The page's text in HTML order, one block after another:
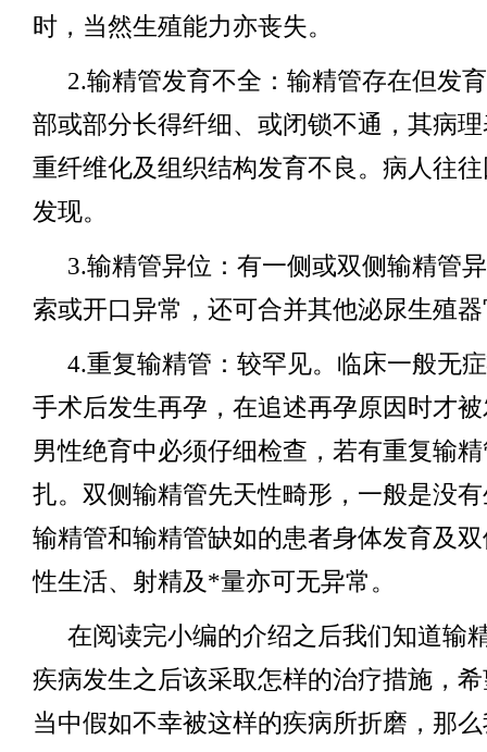
时，当然生殖能力亦丧失。
2.输精管发育不全：输精管存在但发
部或部分长得纤细、或闭锁不通，其病
重纤维化及组织结构发育不良。病人往
发现。
3.输精管异位：有一侧或双侧输精管
索或开口异常，还可合并其他泌尿生殖
4.重复输精管：较罕见。临床一般无
手术后发生再孕，在追述再孕原因时才
男性绝育中必须仔细检查，若有重复输
扎。双侧输精管先天性畸形，一般是没
输精管和输精管缺如的患者身体发育及
性生活、射精及*量亦可无异常。
在阅读完小编的介绍之后我们知道输
疾病发生之后该采取怎样的治疗措施，
当中假如不幸被这样的疾病所折磨，那